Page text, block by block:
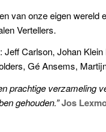
van onze eigen wereld
Vertellers.
Jeff Carlson, Johan
Gé Ansems,
prachtige verzameling
gehouden.”Jos